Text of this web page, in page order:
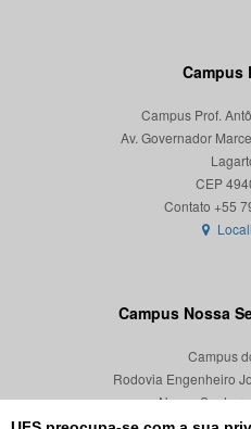
Campus
Campus Prof.
Av. Governador
CEP
Campus Nossa
Campus
Rodovia Engenheiro
Nossa
CEP